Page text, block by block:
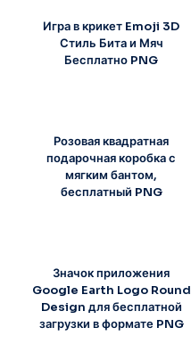
Игра в крикет Emoji 3D
Стиль Бита и Мяч
Бесплатно PNG
Розовая квадратная
подарочная коробка с
мягким бантом,
бесплатный PNG
Значок приложения
Google Earth Logo Round
Design для бесплатной
загрузки в формате PNG